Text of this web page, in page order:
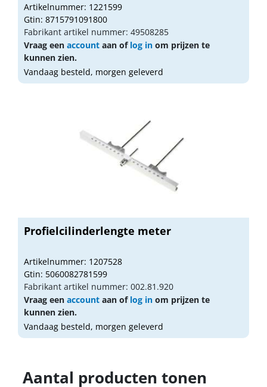
Artikelnummer: 1221599
Gtin: 8715791091800
Fabrikant artikel nummer: 49508285
Vraag een account aan of log in om prijzen te
kunnen zien.
Vandaag besteld, morgen geleverd
Profielcilinderlengte meter
Artikelnummer: 1207528
Gtin: 5060082781599
Fabrikant artikel nummer: 002.81.920
Vraag een account aan of log in om prijzen te
kunnen zien.
Vandaag besteld, morgen geleverd
Aantal producten tonen